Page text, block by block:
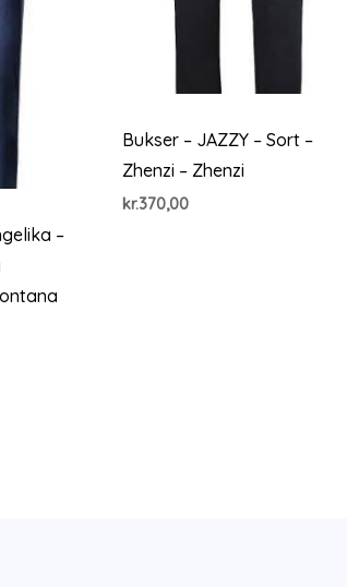
–
Bukser – JAZZY – Sort –
Zhenzi – Zhenzi
kr.370,00